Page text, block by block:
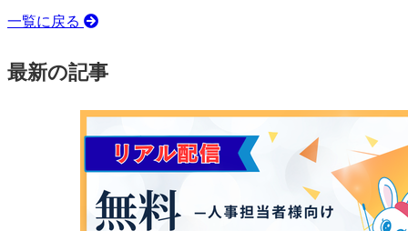
一覧に戻る
最新の記事